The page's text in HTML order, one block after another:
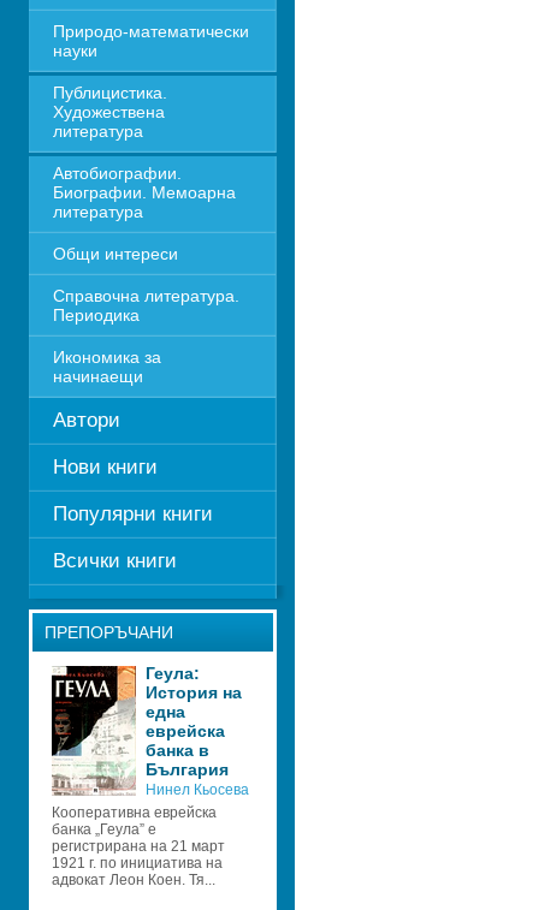
Природо-математически
науки
Публицистика.
Художествена
литература
Автобиографии.
Биографии. Мемоарна
литература
Общи интереси
Справочна литература.
Периодика
Икономика за
начинаещи
Автори
Нови книги
Популярни книги
Всички книги
ПРЕПОРЪЧАНИ
Геула:
История на
една
еврейска
банка в
България
Нинел Кьосева
Кооперативна еврейска
банка „Геула” е
регистрирана на 21 март
1921 г. по инициатива на
адвокат Леон Коен. Тя...